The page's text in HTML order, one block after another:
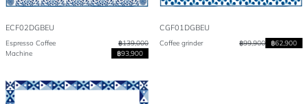
ECF02DGBEU
Espresso Coffee
Machine
฿139,000
฿93,900
CGF01DGBEU
Coffee grinder ฿99,900 ฿62,900